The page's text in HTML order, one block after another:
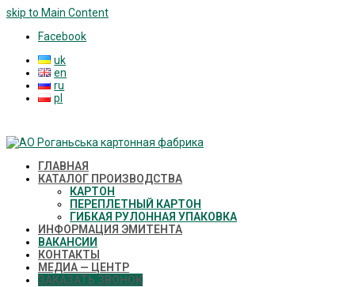
skip to Main Content
Facebook
uk
en
ru
pl
ГЛАВНАЯ
КАТАЛОГ ПРОИЗВОДСТВА
КАРТОН
ПЕРЕПЛЕТНЫЙ КАРТОН
ГИБКАЯ РУЛОННАЯ УПАКОВКА
ИНФОРМАЦИЯ ЭМИТЕНТА
ВАКАНСИИ
КОНТАКТЫ
МЕДИА — ЦЕНТР
ЗАКАЗАТЬ ЗВОНОК